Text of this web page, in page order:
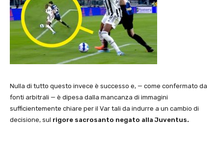
Nulla di tutto questo invece è successo e, — come confermato da
fonti arbitrali — è dipesa dalla mancanza di immagini
sufficientemente chiare per il Var tali da indurre a un cambio di
decisione, sul rigore sacrosanto negato alla Juventus.